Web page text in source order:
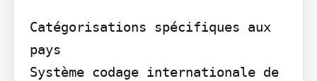
Catégorisations spécifiques aux
pays
Système codage internationale de